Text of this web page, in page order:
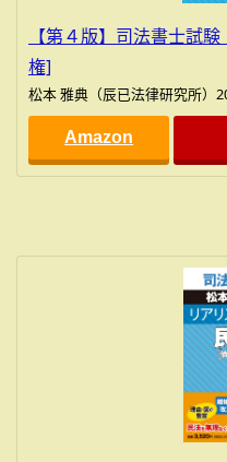
【第４版】司法書士試
権]
松本 雅典（辰已法律研究所）
Amazon